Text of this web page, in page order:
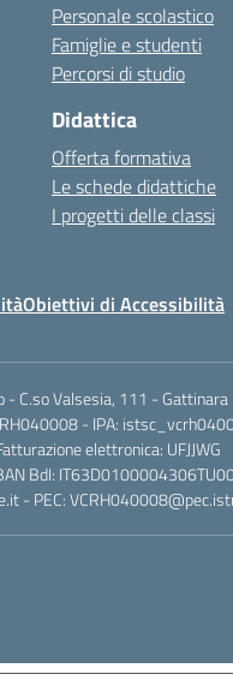
Personale scolastico
Famiglie e studenti
Percorsi di studio
Didattica
Offerta formativa
Le schede didattiche
I progetti delle classi
Obiettivi di Accessibilità
- C.so Valsesia, 111 - Gattinara
- IPA:
elettronica: UFJJWG
BdI:
- PEC: